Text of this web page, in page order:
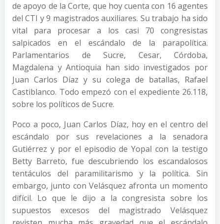
de apoyo de la Corte, que hoy cuenta con 16 agentes
del CTI y 9 magistrados auxiliares. Su trabajo ha sido
vital para procesar a los casi 70 congresistas
salpicados en el escándalo de la parapolítica.
Parlamentarios de Sucre, Cesar, Córdoba,
Magdalena y Antioquia han sido investigados por
Juan Carlos Díaz y su colega de batallas, Rafael
Castiblanco. Todo empezó con el expediente 26.118,
sobre los políticos de Sucre.
Poco a poco, Juan Carlos Díaz, hoy en el centro del
escándalo por sus revelaciones a la senadora
Gutiérrez y por el episodio de Yopal con la testigo
Betty Barreto, fue descubriendo los escandalosos
tentáculos del paramilitarismo y la política. Sin
embargo, junto con Velásquez afronta un momento
difícil. Lo que le dijo a la congresista sobre los
supuestos excesos del magistrado Velásquez